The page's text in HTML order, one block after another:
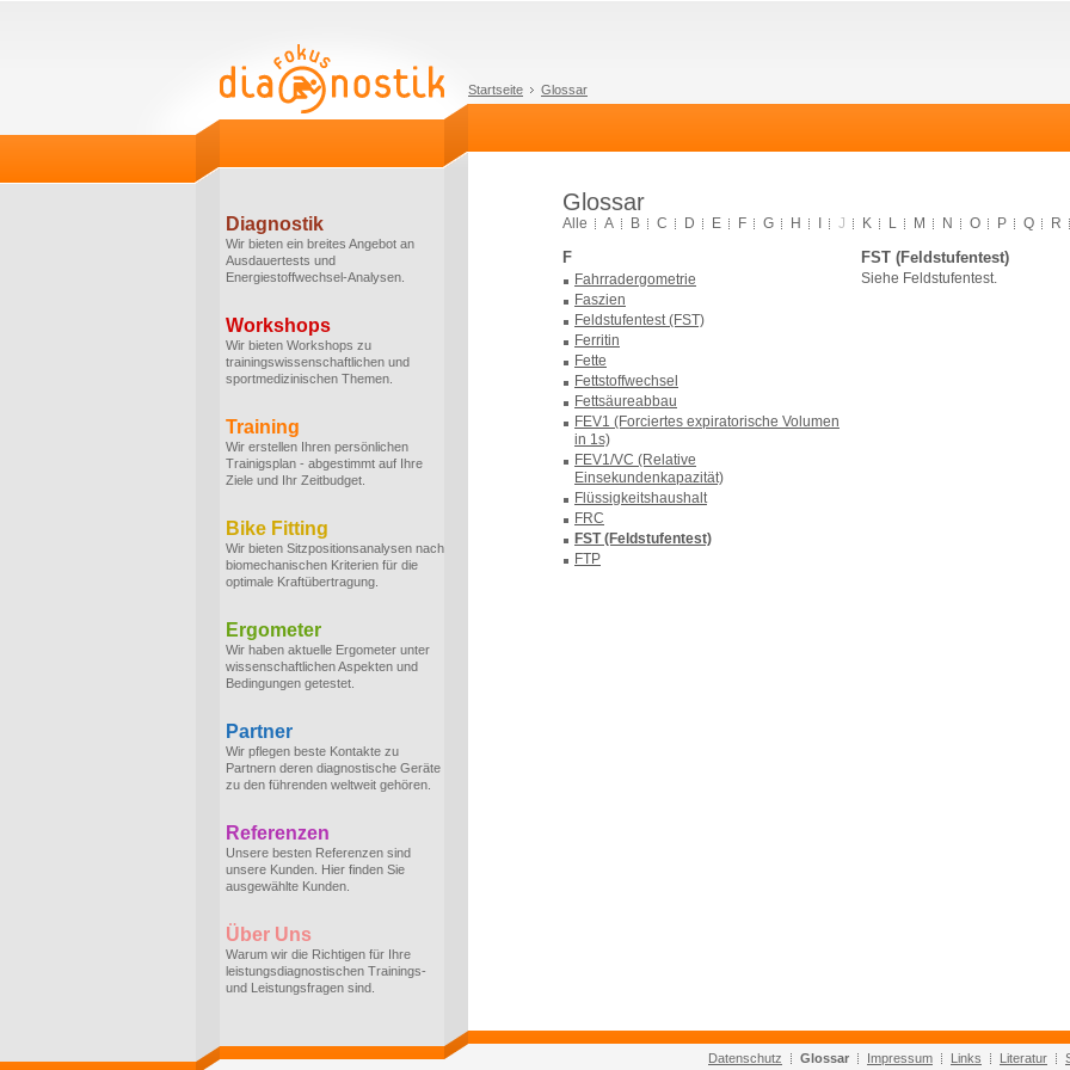
Startseite Glossar
Diagnostik
Wir bieten ein breites Angebot an
Ausdauertests und
Energiestoffwechsel-Analysen.
Workshops
Wir bieten Workshops zu
trainingswissenschaftlichen und
sportmedizinischen Themen.
Training
Wir erstellen Ihren persönlichen
Trainigsplan - abgestimmt auf Ihre
Ziele und Ihr Zeitbudget.
Bike Fitting
Wir bieten Sitzpositionsanalysen nach
biomechanischen Kriterien für die
optimale Kraftübertragung.
Ergometer
Wir haben aktuelle Ergometer unter
wissenschaftlichen Aspekten und
Bedingungen getestet.
Partner
Wir pflegen beste Kontakte zu
Partnern deren diagnostische Geräte
zu den führenden weltweit gehören.
Referenzen
Unsere besten Referenzen sind
unsere Kunden. Hier finden Sie
ausgewählte Kunden.
Über Uns
Warum wir die Richtigen für Ihre
leistungsdiagnostischen Trainings-
und Leistungsfragen sind.
Glossar
Alle A B C D E F G H J K L M N O P Q R
F
Fahrradergometrie
Faszien
Feldstufentest (FST)
Ferritin
Fette
Fettstoffwechsel
Fettsäureabbau
FEV1 (Forciertes expiratorische Volumen
in 1s)
FEV1/VC (Relative
Einsekundenkapazität)
Flüssigkeitshaushalt
FRC
FST (Feldstufentest)
FTP
FST (Feldstufentest)
Siehe Feldstufentest.
Datenschutz Glossar Impressum Links Literatur